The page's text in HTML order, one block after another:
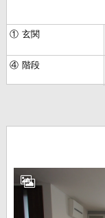
① 玄関
④ 階段